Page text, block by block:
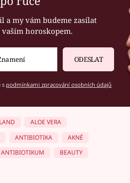
a my vám budeme zasílat
horoskopem.
ODESLAT
s podmínkami zpracování osobních údajů
ALOE VERA
ANTIBIOTIKA
AKNÉ
ANTIBIOTIKUM
BEAUTY